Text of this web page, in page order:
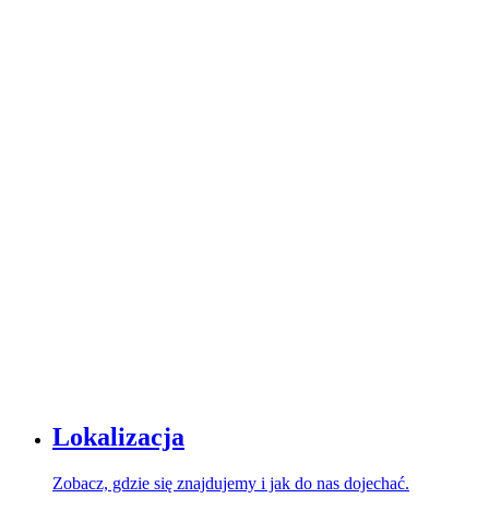
Lokalizacja
Zobacz, gdzie się znajdujemy i jak do nas dojechać.